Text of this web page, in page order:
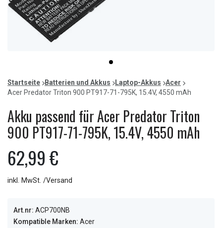
item
0
of
1
Startseite Batterien und Akkus Laptop-Akkus
Acer
Acer Predator Triton 900 PT917-71-795K, 15.4V, 4550 mAh
Akku passend für Acer Predator Triton
900 PT917-71-795K, 15.4V, 4550 mAh
62,99 €
inkl. MwSt. /Versand
Art.nr: ACP700NB
Kompatible Marken: Acer